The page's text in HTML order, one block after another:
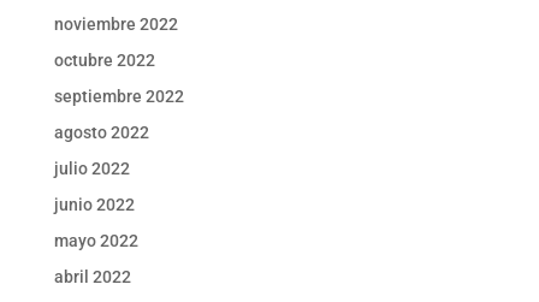
noviembre 2022
octubre 2022
septiembre 2022
agosto 2022
julio 2022
junio 2022
mayo 2022
abril 2022